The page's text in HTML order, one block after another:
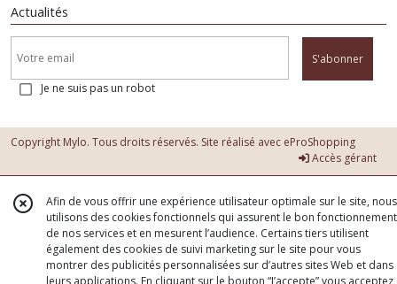
Actualités
S'abonner
Je ne suis pas un robot
Copyright Mylo. Tous droits réservés. Site réalisé avec eProShopping
Accès gérant
Afin de vous offrir une expérience utilisateur optimale sur le site, nous
utilisons des cookies fonctionnels qui assurent le bon fonctionnement
de nos services et en mesurent l’audience. Certains tiers utilisent
également des cookies de suivi marketing sur le site pour vous
montrer des publicités personnalisées sur d’autres sites Web et dans
leurs applications. En cliquant sur le bouton “J’accepte” vous acceptez